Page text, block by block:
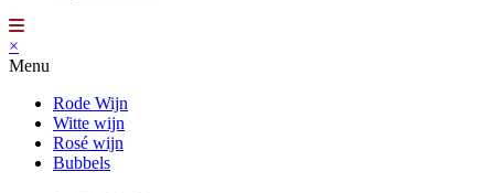
×
Menu
Rode Wijn
Witte wijn
Rosé wijn
Bubbels